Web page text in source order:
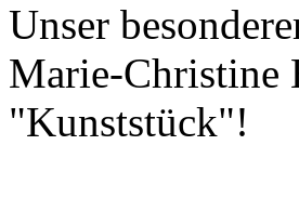
Unser
Marie-Christine
"Kunststück"!